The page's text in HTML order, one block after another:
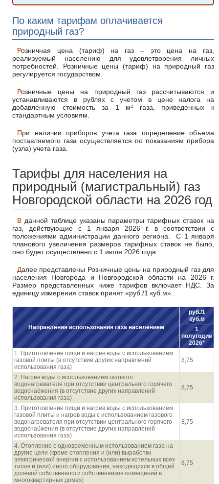
По каким тарифам оплачивается
природный газ?
Розничная цена (тариф) на газ – это цена на газ,
реализуемый населению для удовлетворения личных
потребностей. Розничные цены (тариф) на природный газ
регулируется государством.
Розничные цены на природный газ рассчитываются и
устанавливаются в рублях с учетом в цене налога на
добавленную стоимость за 1 м³ газа, приведенных к
стандартным условиям.
При наличии приборов учета газа определение объема
поставляемого газа осуществляется по показаниям прибора
(узла) учета газа.
Тарифы для населения на
природный (магистральный) газ
Новгородской области на 2026 год
В данной таблице указаны параметры тарифных ставок на
газ, действующие с 1 января 2026 г. в соответствии с
положениями администрации данного региона. С 1 января
планового увеличения размеров тарифных ставок не было,
оно будет осуществлено с 1 июля 2026 года.
Далее представлены Розничные цены на природный газ для
населения Новгорода и Новгородской области на 2026 г.
Размер представленных ниже тарифов включает НДС. За
единицу измерения ставок принят «руб./1 куб.м».
Направления использования газа населением
руб./1
куб.м
1
полугодие
2026*
1. Приготовление пищи и нагрев воды с использованием
газовой плиты (в отсутствие других направлений
использования газа)
8,75
2. Нагрев воды с использованием газового
водонагревателя при отсутствии центрального горячего
водоснабжения (в отсутствие других направлений
использования газа)
8,75
3. Приготовление пищи и нагрев воды с использованием
газовой плиты и нагрев воды с использованием газового
водонагревателя при отсутствии центрального горячего
водоснабжения (в отсутствие других направлений
использования газа)
8,75
4. Отопление с одновременным использованием газа на
другие цели (кроме отопления и (или) выработки
электрической энергии с использованием котельных всех
типов и (или) иного оборудования, находящихся в общей
долевой собственности собственников помещений в
многоквартирных домах)
8,75